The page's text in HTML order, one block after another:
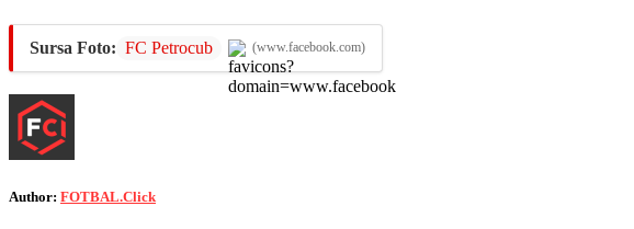
Sursa Foto: FC Petrocub (www.facebook.com)
Author: FOTBAL.Click